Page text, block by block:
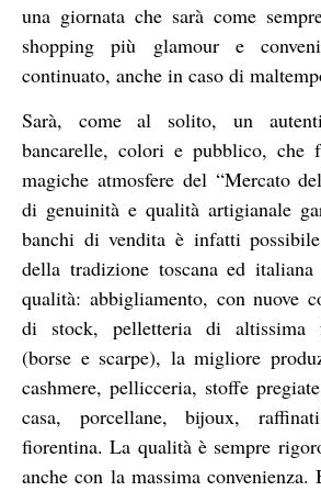
una giornata che sarà come
shopping più glamour e
continuato, anche in caso di
Sarà, come al solito, un
bancarelle, colori e pubblico, che
magiche atmosfere del “Mercato
di genuinità e qualità artigianale
banchi di vendita è infatti
della tradizione toscana ed
qualità: abbigliamento, con nuove
di stock, pelletteria di altissima
(borse e scarpe), la migliore
cashmere, pellicceria, stoffe
casa, porcellane, bijoux,
fiorentina. La qualità è sempre
anche con la massima convenienza.